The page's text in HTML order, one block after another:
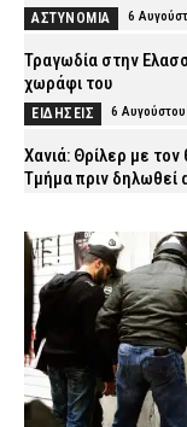
ΑΣΤΥΝΟΜΙΑ 6
Τραγωδία στην
χωράφι του
ΕΙΔΗΣΕΙΣ 6
Χανιά: Θρίλερ με
Τμήμα πριν δηλωθεί
Αλεξανδρούπολη:
ανήλικα κορίτσια –
νωρίτερα
ΑΣΤΥΝΟΜΙΑ 6
Πύργος: Πατέρας και
19χρονο ομόφυλό
ΑΣΤΥΝΟΜΙΑ 6